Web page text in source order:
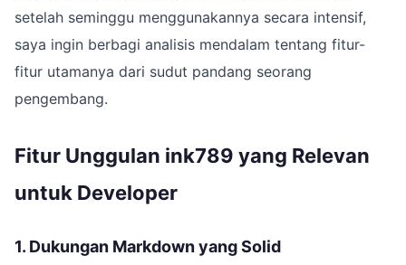
setelah seminggu menggunakannya secara intensif,
saya ingin berbagi analisis mendalam tentang fitur-
fitur utamanya dari sudut pandang seorang
pengembang.
Fitur Unggulan ink789 yang Relevan
untuk Developer
1. Dukungan Markdown yang Solid